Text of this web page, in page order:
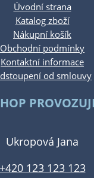
Úvodní strana
Katalog zboží
Nákupní košík
Obchodní podmínky
Kontaktní informace
od smlouvy
Ukropová Jana
+420 123 123 123